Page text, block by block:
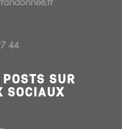
44
SUR
SOCIAUX